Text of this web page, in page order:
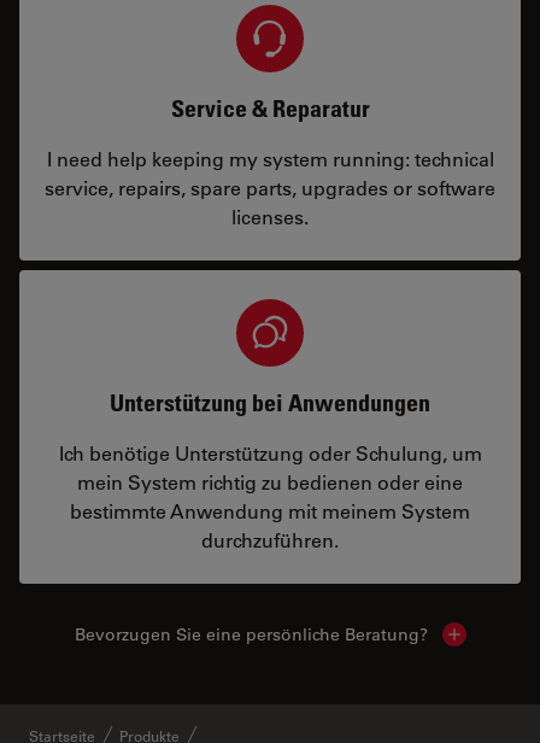
Service & Reparatur
I need help keeping my system running: technical
service, repairs, spare parts, upgrades or software
licenses.
Unterstützung bei Anwendungen
Ich benötige Unterstützung oder Schulung, um
mein System richtig zu bedienen oder eine
bestimmte Anwendung mit meinem System
durchzuführen.
Bevorzugen Sie eine persönliche Beratung? Show
Startseite Produkte